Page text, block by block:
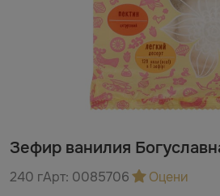
Зефир ванилия
240 гАрт: 0085706 Оцени